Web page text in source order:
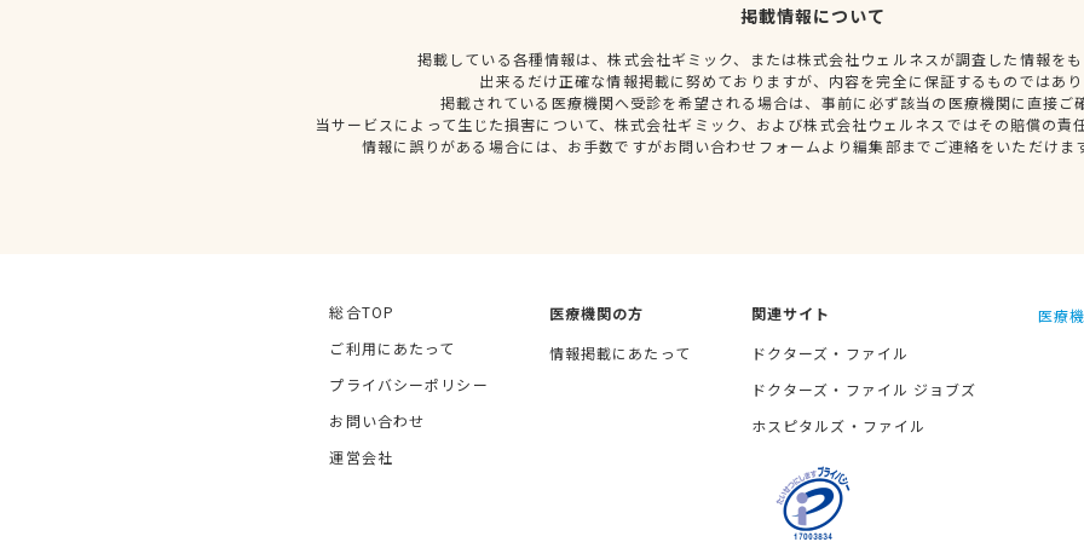
掲載情報について
掲載している各種情報は、株式会社ギミック、または株式会社ウェルネスが調査した情報を
出来るだけ正確な情報掲載に努めておりますが、内容を完全に保証するものではあ
掲載されている医療機関へ受診を希望される場合は、事前に必ず該当の医療機関に直接ご
当サービスによって生じた損害について、株式会社ギミック、および株式会社ウェルネスではその賠償の責
情報に誤りがある場合には、お手数ですがお問い合わせフォームより編集部までご連絡をいただけま
総合TOP
ご利用にあたって
プライバシーポリシー
お問い合わせ
運営会社
医療機関の方
情報掲載にあたって
関連サイト
ドクターズ・ファイル
ドクターズ・ファイル ジョブズ
ホスピタルズ・ファイル
医療